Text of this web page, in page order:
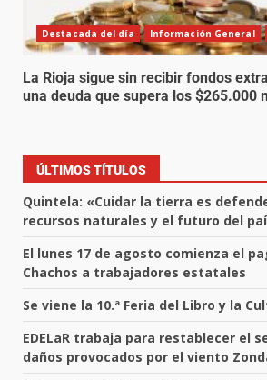
Destacada del día Información General
La Rioja sigue sin recibir fondos
una deuda que supera los $265.000
ÚLTIMOS TÍTULOS
Quintela: «Cuidar la tierra es
recursos naturales y el futuro del
El lunes 17 de agosto comienza el
Chachos a trabajadores estatales
Se viene la 10.ª Feria del Libro y la
EDELaR trabaja para restablecer el
daños provocados por el viento